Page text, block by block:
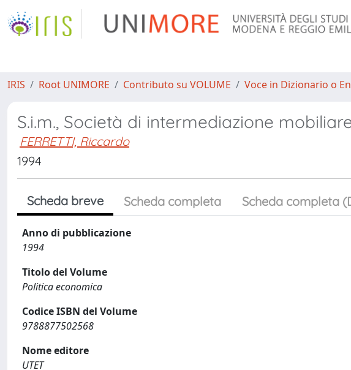
IRIS Root UNIMORE Contributo su VOLUME Voce in Dizionario o
S.i.m., Società di intermediazione
FERRETTI, Riccardo
1994
Scheda breve Scheda completa Scheda completa
Anno di pubblicazione
1994
Titolo del Volume
Politica economica
Codice ISBN del Volume
9788877502568
Nome editore
UTET